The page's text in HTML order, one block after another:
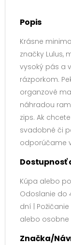
Popis
Krásne
značky Lulus,
vysoký pás a
rázporkom.
organzové
náhradou
zips. Ak
svadobné či
odporúčame
Dostupnosť
Kúpa alebo
Odoslanie do
dní |
alebo
Značka/